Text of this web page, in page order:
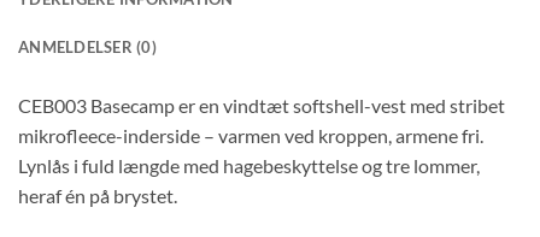
ANMELDELSER (0)
CEB003 Basecamp er en vindtæt softshell-vest med stribet
mikrofleece-inderside – varmen ved kroppen, armene fri.
Lynlås i fuld længde med hagebeskyttelse og tre lommer,
heraf én på brystet.